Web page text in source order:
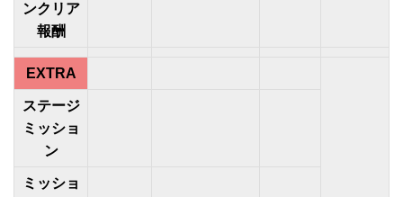
ンクリア
報酬
EXTRA
ステージ
ミッショ
ン
ミッショ